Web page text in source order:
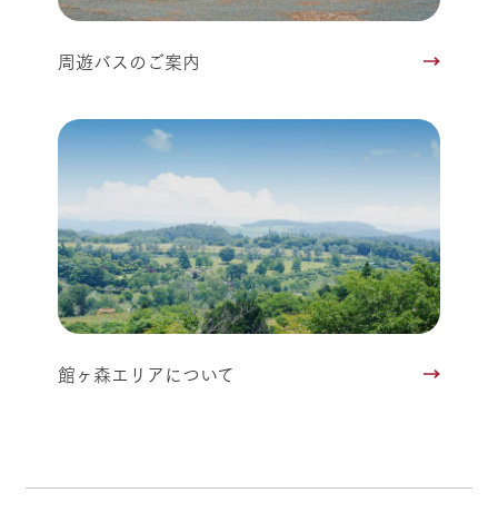
周遊バスのご案内
館ヶ森エリアについて